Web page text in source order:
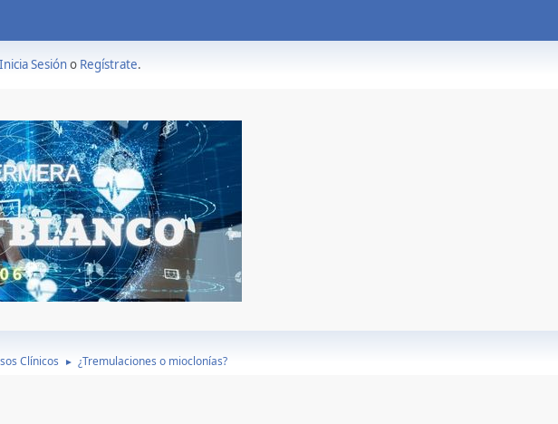
Inicia Sesióno Regístrate.
Clínicos ► ¿Tremulaciones o mioclonías?